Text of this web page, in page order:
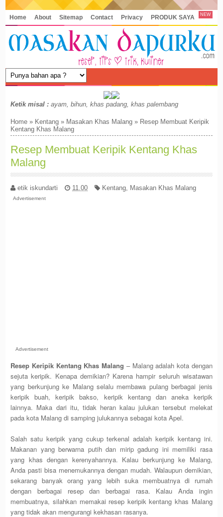
Home About Sitemap Contact Privacy PRODUK SAYA NEW
Ketik misal : ayam, bihun, khas padang, khas palembang
Home » Kentang » Masakan Khas Malang » Resep Membuat Keripik
Kentang Khas Malang
Resep Membuat Keripik Kentang Khas
Malang
etik iskundarti 11.00 Kentang Masakan Khas Malang
Advertisement
Advertisement
Resep Keripik Kentang Khas Malang – Malang adalah kota dengan
sejuta keripik. Kenapa demikian? Karena hampir seluruh wisatawan
yang berkunjung ke Malang selalu membawa pulang berbagai jenis
keripik buah, keripik bakso, keripik kentang dan aneka keripik
lainnya. Maka dari itu, tidak heran kalau julukan tersebut melekat
pada kota Malang di samping julukannya sebagai kota Apel.
Salah satu keripik yang cukup terkenal adalah keripik kentang ini.
Makanan yang berwarna putih dan mirip gadung ini memiliki rasa
yang khas dengan kerenyahannya. Kalau berkunjung ke Malang,
Anda pasti bisa menemukannya dengan mudah. Walaupun demikian,
sekarang banyak orang yang lebih suka membuatnya di rumah
dengan berbagai resep dan berbagai rasa. Kalau Anda ingin
membuatnya, silahkan memakai resep keripik kentang khas Malang
yang tidak akan mengurangi kekhasan rasanya.